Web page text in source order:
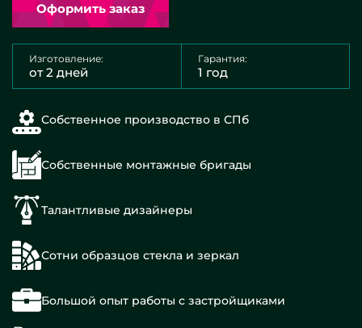
Оформить заказ
Изготовление:
от 2 дней
Гарантия:
1 год
Собственное производство в СПб
Собственные монтажные бригады
Талантливые дизайнеры
Сотни образцов стекла и зеркал
Большой опыт работы с застройщиками